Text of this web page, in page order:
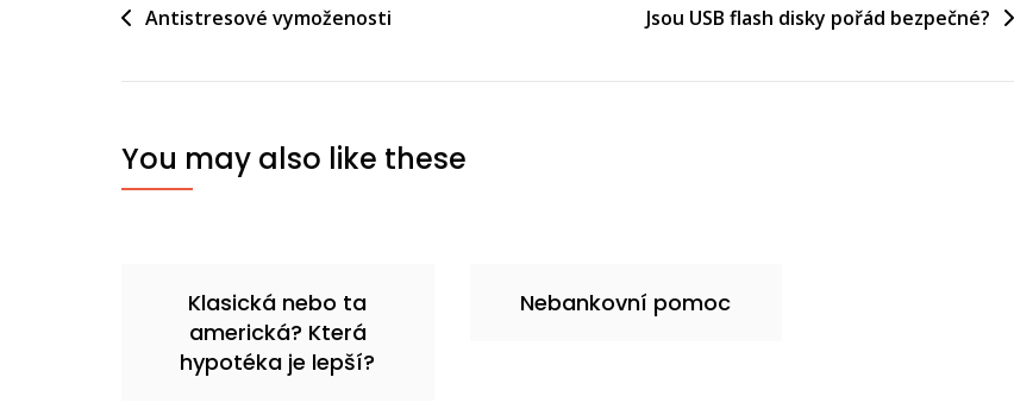
Navigace
Antistresové vymoženosti Jsou USB flash disky pořád bezpečné?
You may also like these
Klasická nebo ta
americká? Která
hypotéka je lepší?
Nebankovní pomoc